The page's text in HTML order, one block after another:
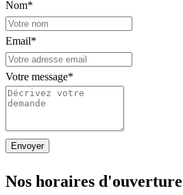
Nom*
Email*
Votre message*
Envoyer
Nos horaires d'ouverture